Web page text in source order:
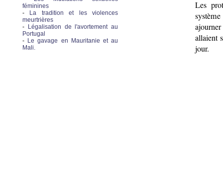
féminines
-
La tradition et les violences
meurtrières
-
Légalisation de l'avortement au
Portugal
- Le gavage en Mauritanie et au
Mali.
Les
allaient
jour.